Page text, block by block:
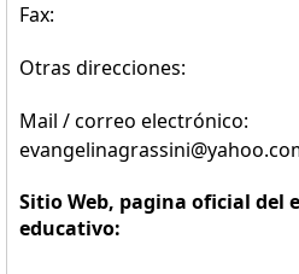
Fax:
Otras direcciones:
Mail / correo electrónico:
Sitio Web, pagina oficial del
educativo: